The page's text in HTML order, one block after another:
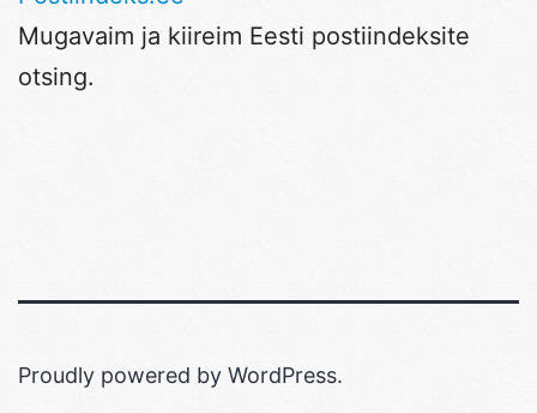
Mugavaim ja kiireim Eesti postiindeksite
otsing.
Proudly powered by WordPress.